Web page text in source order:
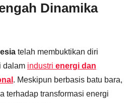
Dinamika
telah membuktikan diri
dalam industri energi dan
. Meskipun berbasis batu bara,
terhadap transformasi energi